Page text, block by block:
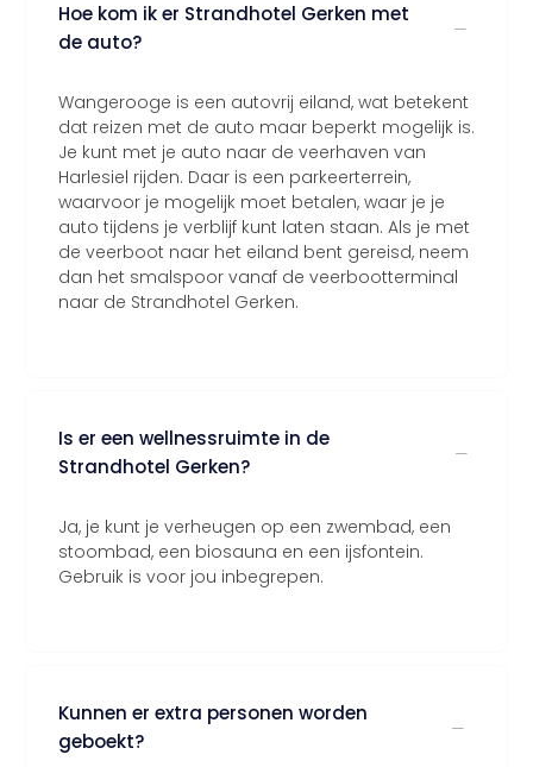
Hoe kom ik er Strandhotel Gerken met
de auto?
Wangerooge is een autovrij eiland, wat betekent
dat reizen met de auto maar beperkt mogelijk is.
Je kunt met je auto naar de veerhaven van
Harlesiel rijden. Daar is een parkeerterrein,
waarvoor je mogelijk moet betalen, waar je je
auto tijdens je verblijf kunt laten staan. Als je met
de veerboot naar het eiland bent gereisd, neem
dan het smalspoor vanaf de veerbootterminal
naar de Strandhotel Gerken.
Is er een wellnessruimte in de
Strandhotel Gerken?
Ja, je kunt je verheugen op een zwembad, een
stoombad, een biosauna en een ijsfontein.
Gebruik is voor jou inbegrepen.
Kunnen er extra personen worden
geboekt?